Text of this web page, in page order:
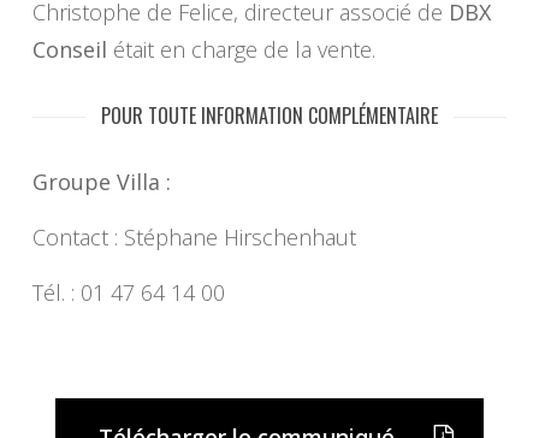
Christophe de Felice, directeur associé de DBX
Conseil était en charge de la vente.
POUR TOUTE INFORMATION COMPLÉMENTAIRE
Groupe Villa :
Contact : Stéphane Hirschenhaut
Tél. : 01 47 64 14 00